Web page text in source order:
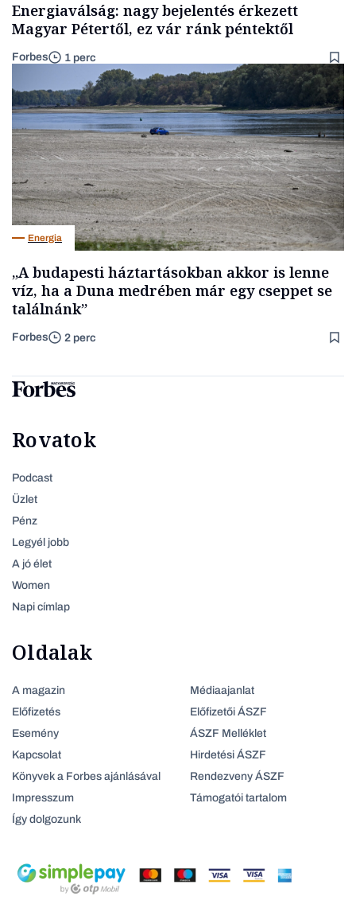
Energiaválság: nagy bejelentés érkezett
Magyar Pétertől, ez vár ránk péntektől
Forbes 1 perc
Energia
„A budapesti háztartásokban akkor is lenne
víz, ha a Duna medrében már egy cseppet se
találnánk”
Forbes 2 perc
Rovatok
Podcast
Üzlet
Pénz
Legyél jobb
A jó élet
Women
Napi címlap
Oldalak
A magazin
Előfizetés
Esemény
Kapcsolat
Könyvek a Forbes ajánlásával
Impresszum
Így dolgozunk
Médiaajanlat
Előfizetői ÁSZF
ÁSZF Melléklet
Hirdetési ÁSZF
Rendezveny ÁSZF
Támogatói tartalom